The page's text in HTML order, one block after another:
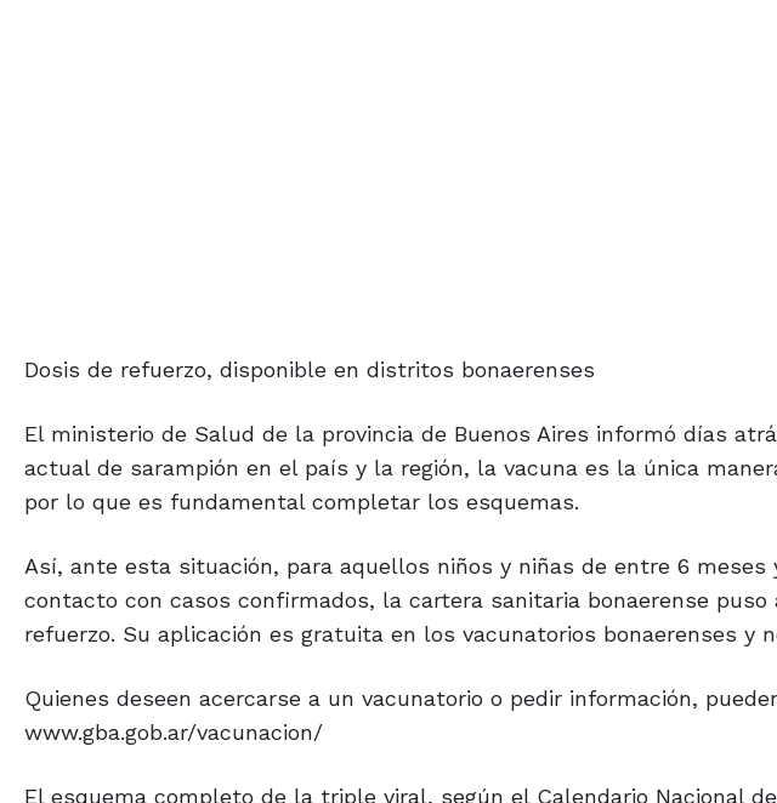
Dosis de refuerzo, disponible en distritos bonaerenses
El ministerio de Salud de la provincia de Buenos Aires informó días
actual de sarampión en el país y la región, la vacuna es la única
por lo que es fundamental completar los esquemas.
Así, ante esta situación, para aquellos niños y niñas de entre 6 meses
contacto con casos confirmados, la cartera sanitaria bonaerense puso
refuerzo. Su aplicación es gratuita en los vacunatorios bonaerenses y
Quienes deseen acercarse a un vacunatorio o pedir información,
www.gba.gob.ar/vacunacion/
El esquema completo de la triple viral, según el Calendario Nacional